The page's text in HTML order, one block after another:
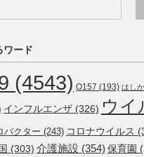
ワード
(4543) O157 (193) はしか
インフルエンザ (326) ウイ
バクター (243) コロナウイルス
(303) 介護施設 (354) 保育園